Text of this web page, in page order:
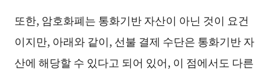
또한, 암호화폐는 통화기반 자산이 아닌 것이 요건
이지만, 아래와 같이, 선불 결제 수단은 통화기반 자
산에 해당할 수 있다고 되어 있어, 이 점에서도 다른